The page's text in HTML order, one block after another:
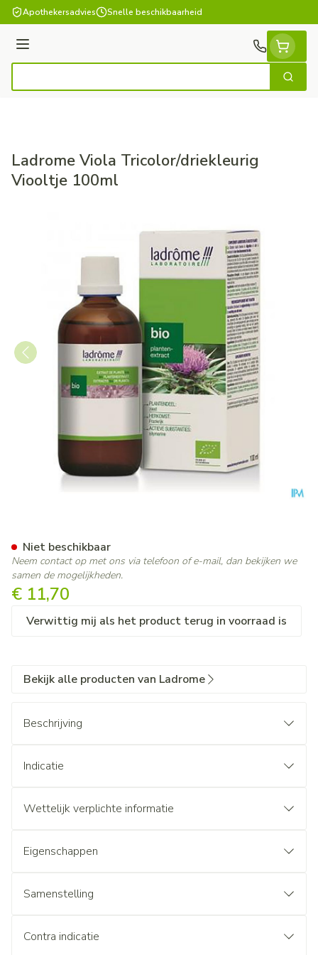
Ga naar de inhoud
Apothekersadvies Snelle beschikbaarheid
Menu
Zoek
Ladrome Viola Tricolor/driekleurig
Viooltje 100ml
€ 11,70
Verwittig mij als het product terug in voorraad is
Niet beschikbaar
Neem contact op met ons via telefoon of e-mail, dan bekijken we
samen de mogelijkheden.
Bekijk alle producten van Ladrome
Beschrijving
Indicatie
Wettelijk verplichte informatie
Eigenschappen
Samenstelling
Contra indicatie